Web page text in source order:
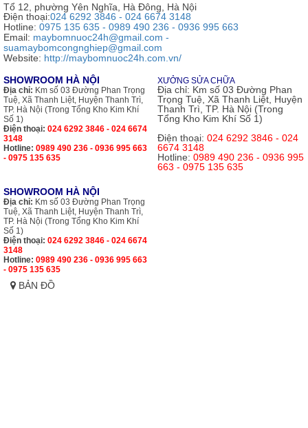
Tổ 12, phường Yên Nghĩa, Hà Đông, Hà Nội
Điện thoại:024 6292 3846 - 024 6674 3148
Hotline: 0975 135 635 - 0989 490 236 - 0936 995 663
Email: maybomnuoc24h@gmail.com -
suamaybomcongnghiep@gmail.com
Website: http://maybomnuoc24h.com.vn/
SHOWROOM HÀ NỘI
Địa chỉ: Km số 03 Đường Phan Trọng
Tuệ, Xã Thanh Liệt, Huyện Thanh Trì,
TP. Hà Nội (Trong Tổng Kho Kim Khí
Số 1)
Điện thoại: 024 6292 3846 - 024 6674
3148
Hotline: 0989 490 236 - 0936 995 663
- 0975 135 635
XƯỞNG SỬA CHỮA
Địa chỉ: Km số 03 Đường Phan
Trọng Tuệ, Xã Thanh Liệt, Huyện
Thanh Trì, TP. Hà Nội (Trong
Tổng Kho Kim Khí Số 1)
Điện thoại: 024 6292 3846 - 024
6674 3148
Hotline: 0989 490 236 - 0936 995
663 - 0975 135 635
SHOWROOM HÀ NỘI
Địa chỉ: Km số 03 Đường Phan Trọng
Tuệ, Xã Thanh Liệt, Huyện Thanh Trì,
TP. Hà Nội (Trong Tổng Kho Kim Khí
Số 1)
Điện thoại: 024 6292 3846 - 024 6674
3148
Hotline: 0989 490 236 - 0936 995 663
- 0975 135 635
BẢN ĐỒ